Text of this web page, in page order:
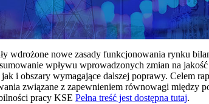
wdrożone nowe zasady funkcjonowania rynku
wpływu wprowadzonych zmian na
i obszary wymagające dalszej poprawy. Celem
związane z zapewnieniem równowagi między
pracy KSE Pełna treść jest dostępna tutaj.